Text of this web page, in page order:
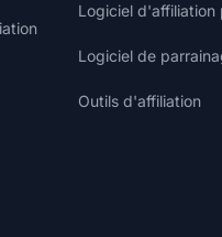
Logiciel d'affiliation
Logiciel de
Outils d'affiliation